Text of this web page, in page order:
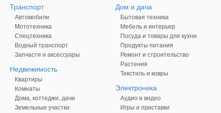
Транспорт
Автомобили
Мототехника
Спецтехника
Водный транспорт
Запчасти и аксессуары
Недвижимость
Квартиры
Комнаты
Дома, коттеджи, дачи
Земельные участки
Дом и дача
Бытовая техника
Мебель и интерьер
Посуда и товары для кухни
Продукты питания
Ремонт и строительство
Растения
Текстиль и ковры
Электроника
Аудио и видео
Игры и приставки